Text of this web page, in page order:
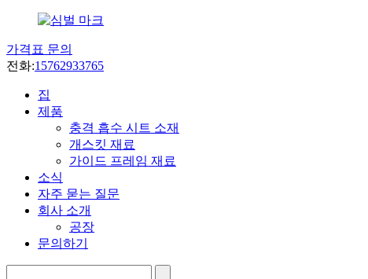
가격표 문의
전화:15762933765
집
제품
충격 흡수 시트 소재
개스킷 재료
가이드 프레임 재료
소식
자주 묻는 질문
회사 소개
공장
문의하기